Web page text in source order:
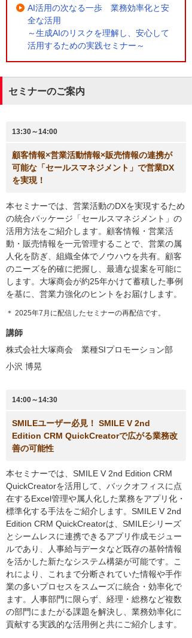
AI活用の次なる一歩 業務効率化と安
全な活用
～生成AIのリスクを理解し、安心して
活用するための実践セミナー～
セミナーのご案内
13:30～14:00
顧客情報×営業活動情報×販売情報の連携が
可能な「セールスマネジメント」で営業DX
を実現！
本セミナーでは、営業活動のDXを実現するため
の統合パッケージ「セールスマネジメント」の
活用方法をご紹介します。顧客情報・営業活
動・販売情報を一元管理することで、営業の属
人化を防ぎ、組織全体でノウハウを共有。顧客
のニーズを的確に把握し、最適な提案を可能に
します。大塚商会が約25年かけて蓄積した事例
を基に、営業力強化のヒントをお届けします。
＊ 2025年7月に配信したセミナーの再配信です。
講師
株式会社大塚商会 業種SIプロモーション部
小沢 博晃
14:00～14:30
SMILEユーザー必見！ SMILE V 2nd
Edition CRM QuickCreatorで広がる業務改
善の可能性
本セミナーでは、SMILE V 2nd Edition CRM
QuickCreatorを活用して、バックオフィスに点
在するExcel管理や属人化した業務をアプリ化・
標準化する手法をご紹介します。SMILE V 2nd
Edition CRM QuickCreatorは、SMILEシリーズ
とシームレスに連携できるアプリ作成モジュー
ルであり、人事給与データなど既存の基幹情報
を活かした新たなシステム構築が可能です。こ
れにより、これまで分断されていた情報や手作
業の多いプロセスをスムーズに統合・効率化で
ます。人事部門に限らず、経理・総務など複数
の部門にまたがる課題を解決し、業務効率化に
貢献する実践的な活用例と共にご紹介します。